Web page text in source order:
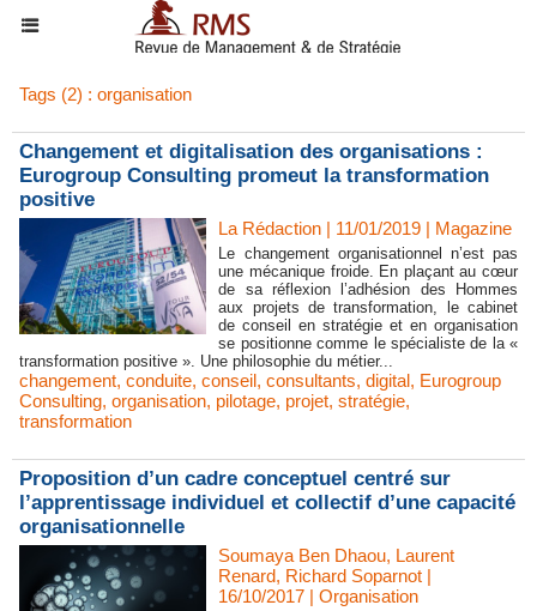
Tags (2) : organisation
Changement et digitalisation des organisations :
Eurogroup Consulting promeut la transformation
positive
La Rédaction | 11/01/2019 | Magazine
Le changement organisationnel n’est pas
une mécanique froide. En plaçant au cœur
de sa réflexion l’adhésion des Hommes
aux projets de transformation, le cabinet
de conseil en stratégie et en organisation
se positionne comme le spécialiste de la «
transformation positive ». Une philosophie du métier...
changement, conduite, conseil, consultants, digital, Eurogroup
Consulting, organisation, pilotage, projet, stratégie,
transformation
Proposition d’un cadre conceptuel centré sur
l’apprentissage individuel et collectif d’une capacité
organisationnelle
Soumaya Ben Dhaou, Laurent
Renard, Richard Soparnot |
16/10/2017 |Organisation